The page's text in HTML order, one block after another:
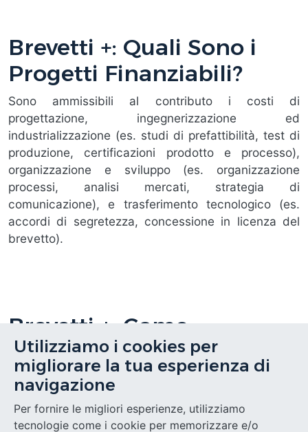
Brevetti +: Quali Sono i
Progetti Finanziabili?
Sono ammissibili al contributo i costi di
progettazione, ingegnerizzazione ed
industrializzazione (es. studi di prefattibilità, test di
produzione, certificazioni prodotto e processo),
organizzazione e sviluppo (es. organizzazione
processi, analisi mercati, strategia di
comunicazione), e trasferimento tecnologico (es.
accordi di segretezza, concessione in licenza del
brevetto).
Brevetti +: Come
Presentare la Domanda?
Si possono presentare le domande esclusivamente
online dal 29 ottobre 2024.
Utilizziamo i cookies per
migliorare la tua esperienza di
navigazione
Per fornire le migliori esperienze, utilizziamo
tecnologie come i cookie per memorizzare e/o